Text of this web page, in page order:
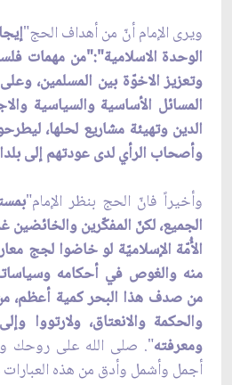
ويرى الإمام أنّ من أهداف الحج"
الوحدة الاسلامية":"من مهمات
وتعزيز الاخوّة بين المسلمين،
المسائل الأساسية والسياسية
الدين وتهيئة مشاريع لحلها،
وأصحاب الرأي لدى عودتهم إلى
وأخيراً فانّ الحج بنظر الإمام"
الجميع، لكنّ المفكّرين والخائضين
الأُمّة الإسلاميّة لو خاضوا لجج
منه والغوص في أحكامه
من صدف هذا البحر كمية أعظم،
والحكمة والانعتاق، ولارتووا
ومعرفته". صلى الله على روحك
أجمل وأشمل وأدق من هذه